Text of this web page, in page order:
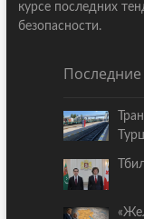
курсе последних
безопасности.